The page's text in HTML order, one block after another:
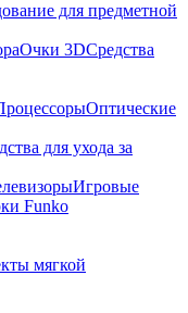
для предметной
Очки 3DСредства
Оптические
для ухода за
Игровые
Funko
мягкой